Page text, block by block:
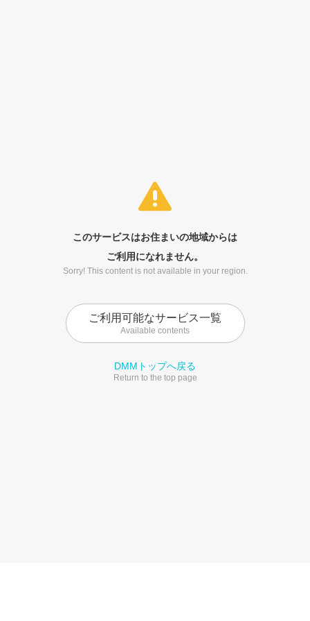
このサービスはお住まいの地域からは
ご利用になれません。
Sorry! This content is not available in your region.
ご利用可能なサービス一覧
Available contents
DMMトップへ戻る
Return to the top page